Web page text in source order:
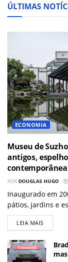
ÚLTIMAS
ECONOMIA
Museu de
antigos,
contemporânea
POR DOUGLAS HUGO
Inaugurado em
pátios, jardins e
LEIA MAIS